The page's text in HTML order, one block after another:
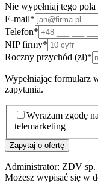
Nie wypełniaj tego pola
E-mail*
Telefon*
NIP firmy*
Roczny przychód (zł)*
Wypełniając formularz
zapytania.
Wyrażam zgodę
telemarketing
Zapytaj o ofertę
Administrator: ZDV sp.
Możesz wypisać się w